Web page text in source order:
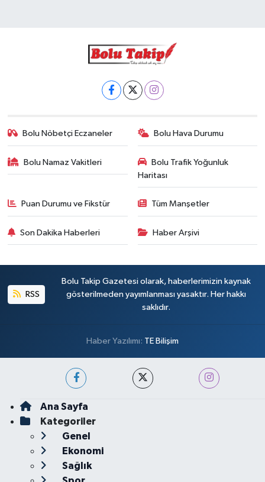
Bolu Nöbetçi Eczaneler Bolu Hava Durumu
Bolu Namaz Vakitleri
Bolu Trafik Yoğunluk
Haritası
Puan Durumu ve Fikstür Tüm Manşetler
Son Dakika Haberleri Haber Arşivi
RSS
Bolu Takip Gazetesi olarak, haberlerimizin kaynak
gösterilmeden yayımlanması yasaktır. Her hakkı
saklıdır.
Haber Yazılımı: TE Bilişim
Ana Sayfa
Kategoriler
Genel
Ekonomi
Sağlık